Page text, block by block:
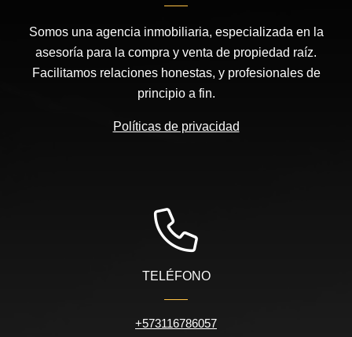
Somos una agencia inmobiliaria, especializada en la
asesoría para la compra y venta de propiedad raíz.
Facilitamos relaciones honestas, y profesionales de
principio a fin.
Políticas de privacidad
TELÉFONO
+573116786057